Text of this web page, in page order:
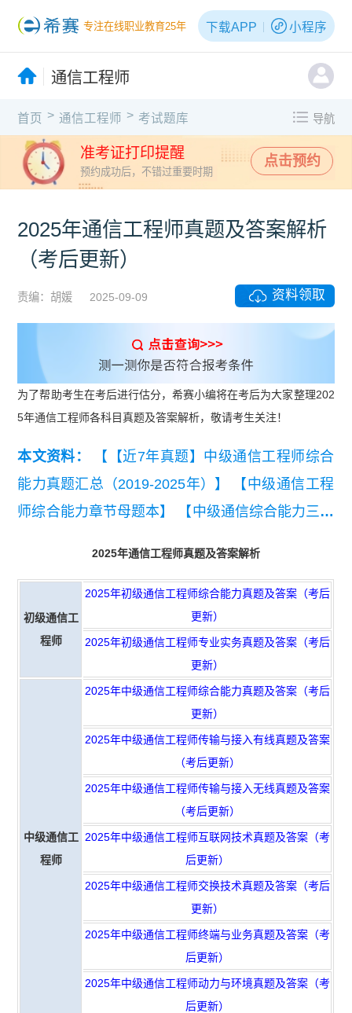
专注在线职业教育25年 下载APP 小程序
通信工程师
首页 > 通信工程师 > 考试题库 导航
准考证打印提醒
预约成功后，不错过重要时期
点击预约
2025年通信工程师真题及答案解析
（考后更新）
责编：胡媛 2025-09-09 资料领取
为了帮助考生在考后进行估分，希赛小编将在考后为大家整理202
5年通信工程师各科目真题及答案解析，敬请考生关注！
本文资料：
【【近7年真题】中级通信工程师综合
能力真题汇总（2019-2025年）】
【中级通信工程
师综合能力章节母题本】
【中级通信综合能力三色
2025年通信工程师真题及答案解析
初级通信工
程师
2025年初级通信工程师综合能力真题及答案（考后
更新）
2025年初级通信工程师专业实务真题及答案（考后
更新）
中级通信工
程师
2025年中级通信工程师综合能力真题及答案（考后
更新）
2025年中级通信工程师传输与接入有线真题及答案
（考后更新）
2025年中级通信工程师传输与接入无线真题及答案
（考后更新）
2025年中级通信工程师互联网技术真题及答案（考
后更新）
2025年中级通信工程师交换技术真题及答案（考后
更新）
2025年中级通信工程师终端与业务真题及答案（考
后更新）
2025年中级通信工程师动力与环境真题及答案（考
后更新）